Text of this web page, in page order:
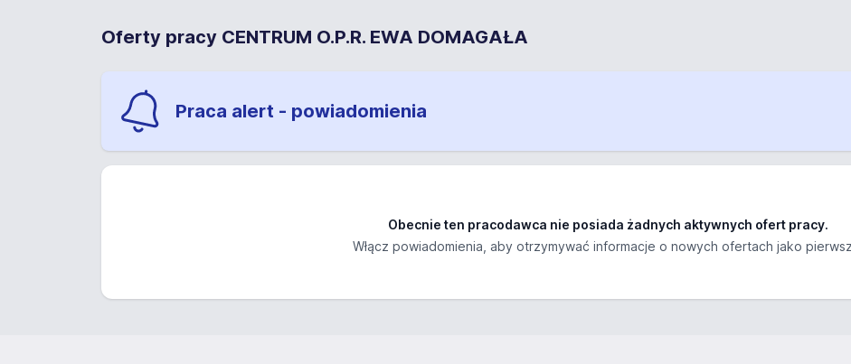
Oferty pracy CENTRUM O.P.R. EWA DOMAGAŁA
Praca alert - powiadomienia
Obecnie ten pracodawca nie posiada żadnych aktywnych ofert pracy.
Włącz powiadomienia, aby otrzymywać informacje o nowych ofertach jako